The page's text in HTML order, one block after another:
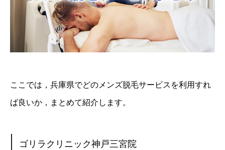
ここでは，兵庫県でどのメンズ脱毛サービスを利用すれ
ば良いか，まとめて紹介します。
ゴリラクリニック神戸三宮院